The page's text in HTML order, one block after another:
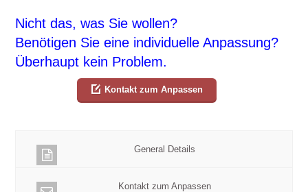
Nicht das, was Sie wollen?
Benötigen Sie eine individuelle Anpassung?
Überhaupt kein Problem.
Kontakt zum Anpassen
General Details
Kontakt zum Anpassen